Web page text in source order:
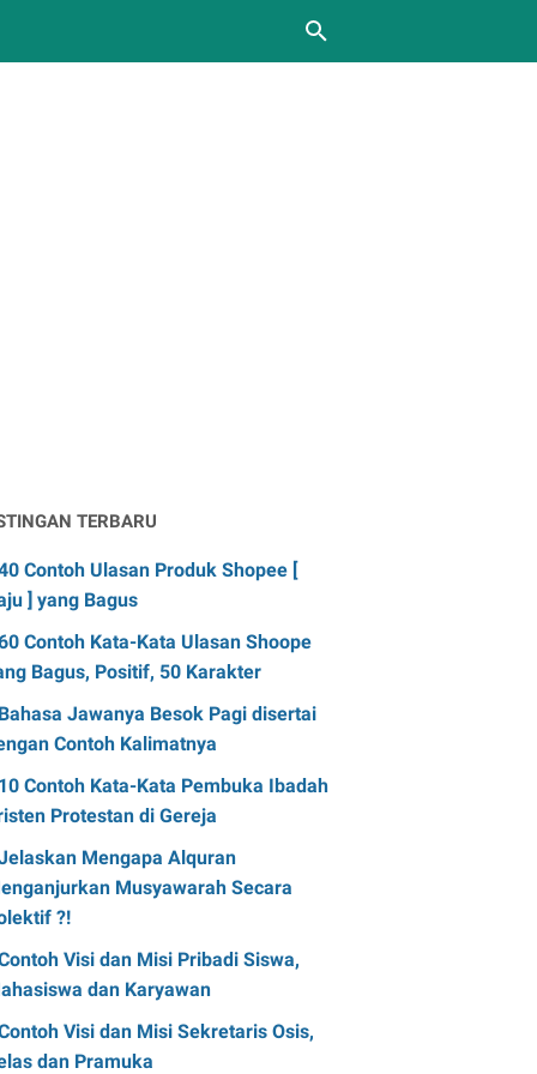
TERBARU
Contoh Ulasan Produk Shopee [
] yang Bagus
Contoh Kata-Kata Ulasan Shoope
Bagus, Positif, 50 Karakter
Bahasa Jawanya Besok Pagi disertai
Contoh Kalimatnya
10 Contoh Kata-Kata Pembuka Ibadah
Protestan di Gereja
Mengapa Alquran
Musyawarah Secara
?!
Visi dan Misi Pribadi Siswa,
dan Karyawan
Visi dan Misi Sekretaris Osis,
dan Pramuka